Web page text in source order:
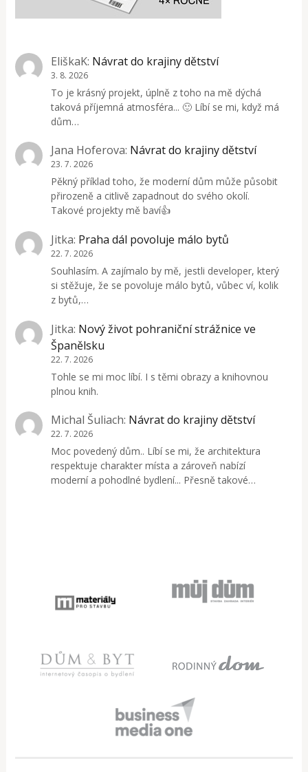
EliškaK: Návrat do krajiny dětství
3. 8. 2026
To je krásný projekt, úplně z toho na mě dýchá
taková příjemná atmosféra... 🙂 Líbí se mi, když má
dům…
Jana Hoferova: Návrat do krajiny dětství
23. 7. 2026
Pěkný příklad toho, že moderní dům může působit
přirozeně a citlivě zapadnout do svého okolí.
Takové projekty mě baví👍
Jitka: Praha dál povoluje málo bytů
22. 7. 2026
Souhlasím. A zajímalo by mě, jestli developer, který
si stěžuje, že se povoluje málo bytů, vůbec ví, kolik
z bytů,…
Jitka: Nový život pohraniční strážnice ve
Španělsku
22. 7. 2026
Tohle se mi moc líbí. I s těmi obrazy a knihovnou
plnou knih.
Michal Šuliach: Návrat do krajiny dětství
22. 7. 2026
Moc povedený dům.. Líbí se mi, že architektura
respektuje charakter místa a zároveň nabízí
moderní a pohodlné bydlení... Přesně takové…